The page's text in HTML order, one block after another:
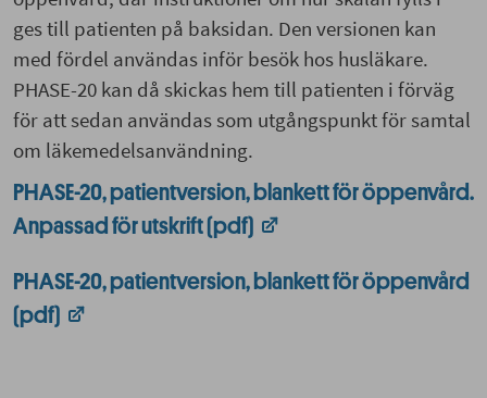
ges till patienten på baksidan. Den versionen kan
med fördel användas inför besök hos husläkare.
PHASE-20 kan då skickas hem till patienten i förväg
för att sedan användas som utgångspunkt för samtal
om läkemedelsanvändning.
PHASE-20, patientversion, blankett för öppenvård.
Anpassad för utskrift (pdf)
PHASE-20, patientversion, blankett för öppenvård
(pdf)